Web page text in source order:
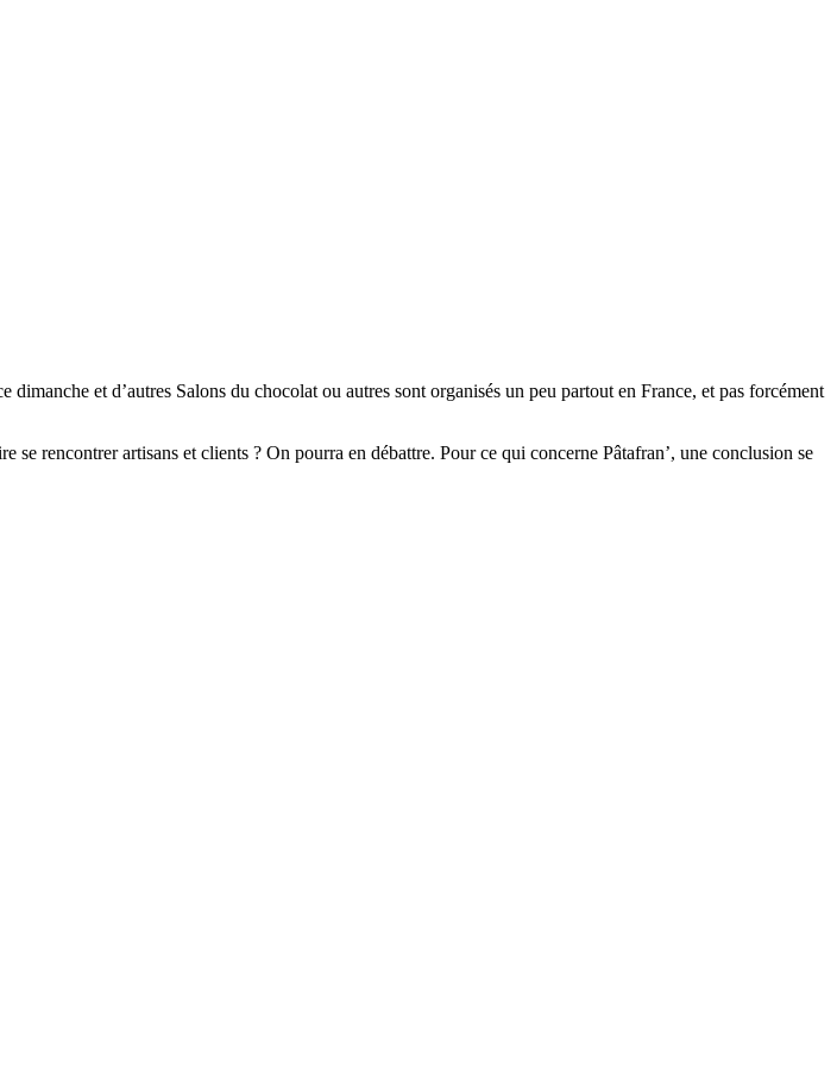
et d’autres Salons du chocolat ou autres sont organisés un peu partout en France, et pas forcément
rencontrer artisans et clients ? On pourra en débattre. Pour ce qui concerne Pâtafran’, une conclusion se